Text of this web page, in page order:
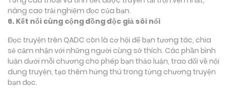
nâng cao trải nghiệm đọc của bạn.
6. Kết nối cùng cộng đồng độc giả sôi nổi
Đọc truyện trên QADC còn là cơ hội để bạn tương tác, chia
sẻ cảm nhận với những người cùng sở thích. Các phần bình
luận dưới mỗi chương cho phép bạn thảo luận, trao đổi về nội
dung truyện, tạo thêm hứng thú trong từng chương truyện
bạn đọc.